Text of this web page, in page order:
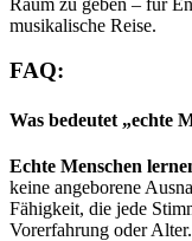
musikalische Reise.
FAQ:
Was bedeutet „echte
Echte Menschen
keine angeborene
Fähigkeit, die jede
Vorerfahrung oder Alter.